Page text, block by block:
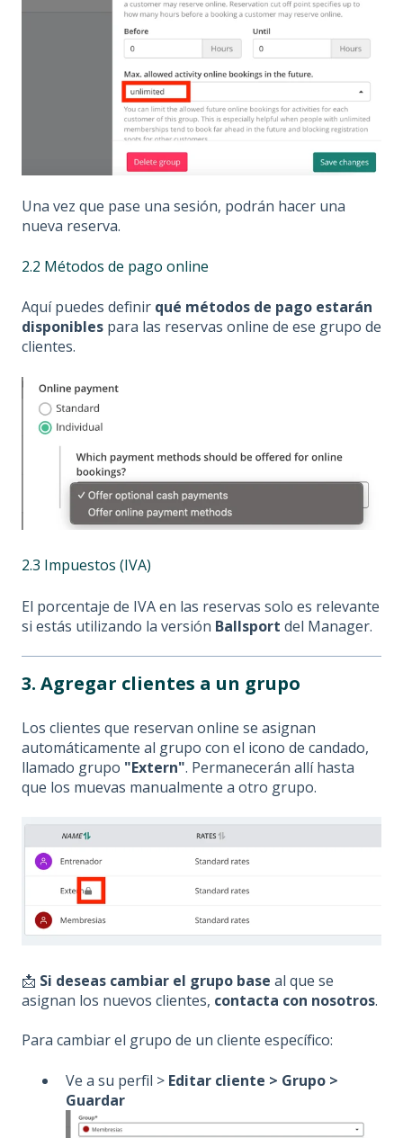
Una vez que pase una sesión, podrán hacer una
nueva reserva.
2.2 Métodos de pago online
Aquí puedes definir qué métodos de pago estarán
disponibles para las reservas online de ese grupo de
clientes.
2.3 Impuestos (IVA)
El porcentaje de IVA en las reservas solo es relevante
si estás utilizando la versión Ballsport del Manager.
3. Agregar clientes a un grupo
Los clientes que reservan online se asignan
automáticamente al grupo con el icono de candado,
llamado grupo "Extern". Permanecerán allí hasta
que los muevas manualmente a otro grupo.
📩 Si deseas cambiar el grupo base al que se
asignan los nuevos clientes, contacta con nosotros.
Para cambiar el grupo de un cliente específico:
Ve a su perfil > Editar cliente > Grupo >
Guardar